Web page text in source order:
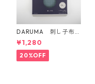
DARUMA 刺し子布
方眼ガイドタイプ Co
l.5 にぶ青
¥1,280
20%OFF